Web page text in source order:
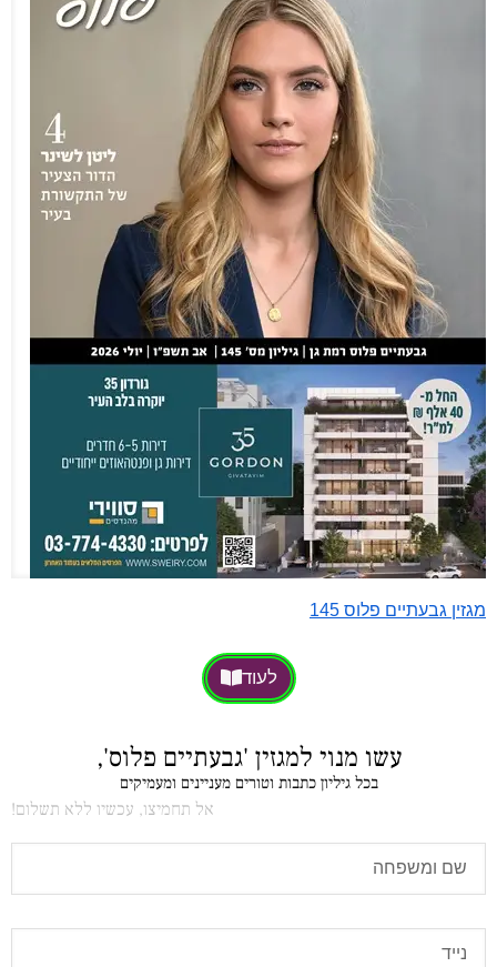
מגזין גבעתיים פלוס 145
לעוד
עשו מנוי למגזין 'גבעתיים פלוס',
בכל גיליון כתבות וטורים מעניינים ומעמיקים
אל תחמיצו, עכשיו ללא תשלום!